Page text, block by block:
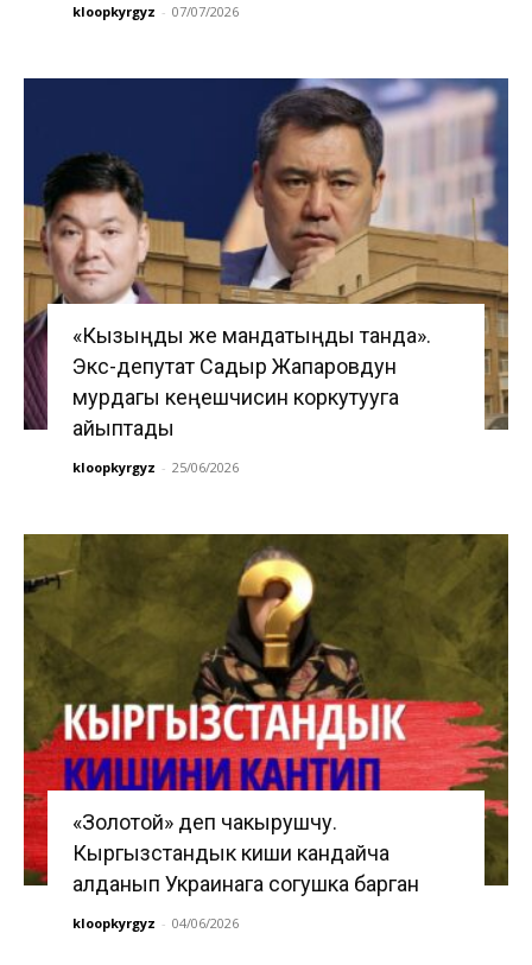
kloopkyrgyz - 07/07/2026
«Кызыңды же мандатыңды танда».
Экс-депутат Садыр Жапаровдун
мурдагы кеңешчисин коркутууга
айыптады
kloopkyrgyz - 25/06/2026
«Золотой» деп чакырушчу.
Кыргызстандык киши кандайча
алданып Украинага согушка барган
kloopkyrgyz - 04/06/2026